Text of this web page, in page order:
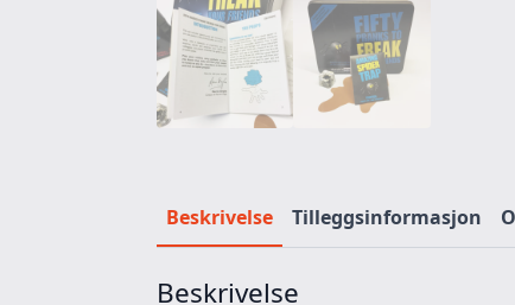
Beskrivelse Tilleggsinformasjon
Beskrivelse